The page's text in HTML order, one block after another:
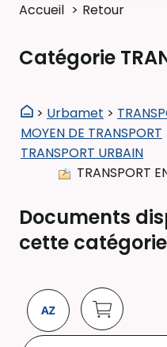
Accueil Retour
Catégorie
> Urbamet >
MOYEN DE TRANSPORT
TRANSPORT URBAIN
TRANSPORT
Documents
cette